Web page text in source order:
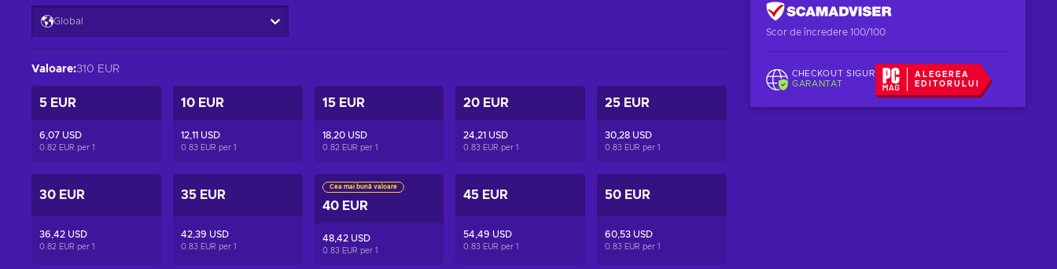
Scor de încredere 100/100
CHECKOUT SIGUR
GARANTAT
ALEGEREA
EDITORULUI
Global
Valoare:310 EUR
5 EUR
6,07 USD
0.82 EUR per 1
10 EUR
12,11 USD
0.83 EUR per 1
15 EUR
18,20 USD
0.82 EUR per 1
20 EUR
24,21 USD
0.83 EUR per1
25 EUR
30,28 USD
0.83 EUR per1
30 EUR
36,42 USD
0.82 EUR per 1
35 EUR
42,39 USD
0.83 EUR per 1
Cea mai bună valoare
40 EUR
48,42 USD
0.83 EUR per 1
45 EUR
54,49 USD
0.83 EUR per1
50 EUR
60,53 USD
0.83 EUR per1